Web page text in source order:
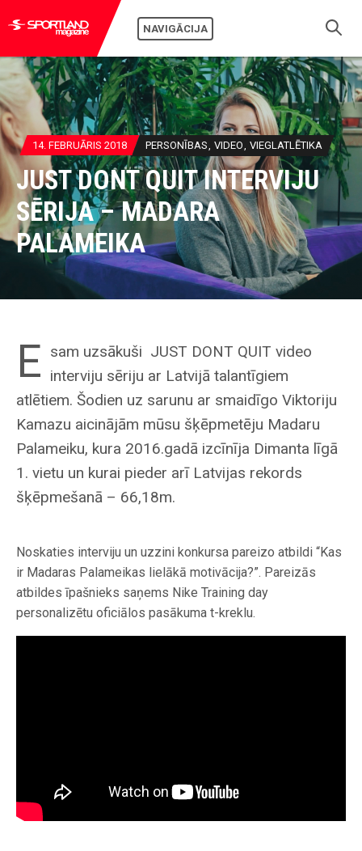
NAVIGĀCIJA
14. FEBRUĀRIS 2018 PERSONĪBAS VIDEO VIEGLATLĒTIKA
JUST DONT QUIT INTERVIJU
SĒRIJA – MADARA
PALAMEIKA
E sam uzsākuši JUST DONT QUIT video
interviju sēriju ar Latvijā talantīgiem
atlētiem. Šodien uz sarunu ar smaidīgo Viktoriju
Kamazu aicinājām mūsu šķēpmetēju Madaru
Palameiku, kura 2016.gadā izcīnīja Dimanta līgā
1. vietu un kurai pieder arī Latvijas rekords
šķēpmešanā – 66,18m.
Noskaties interviju un uzzini konkursa pareizo atbildi “Kas
ir Madaras Palameikas lielākā motivācija?”. Pareizās
atbildes īpašnieks saņems Nike Training day
personalizētu oficiālos pasākuma t-kreklu.